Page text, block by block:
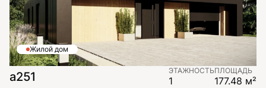
Жилой дом
а251 ЭТАЖНОСТЬ
1
ПЛОЩАДЬ
177.48 м²